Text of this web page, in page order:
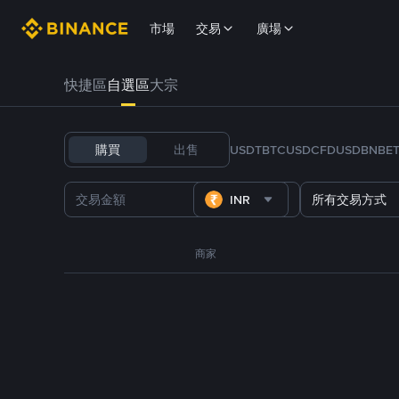
市場 交易 廣場
快捷區自選區大宗
購買 出售 USDTBTCUSDCFDUSDBNB
INR 所有交易方式
商家